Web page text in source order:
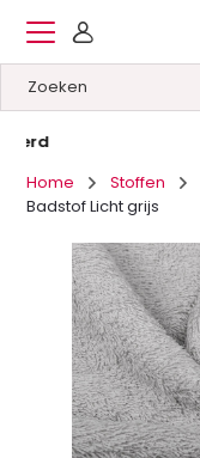
Home
Stoffen
Badstof Licht grijs